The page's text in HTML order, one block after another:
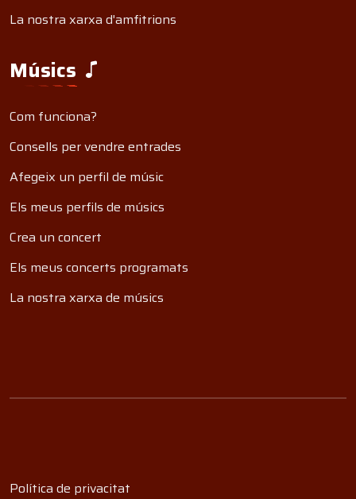
La nostra xarxa d'amfitrions
Músics
Com funciona?
Consells per vendre entrades
Afegeix un perfil de músic
Els meus perfils de músics
Crea un concert
Els meus concerts programats
La nostra xarxa de músics
Política de privacitat